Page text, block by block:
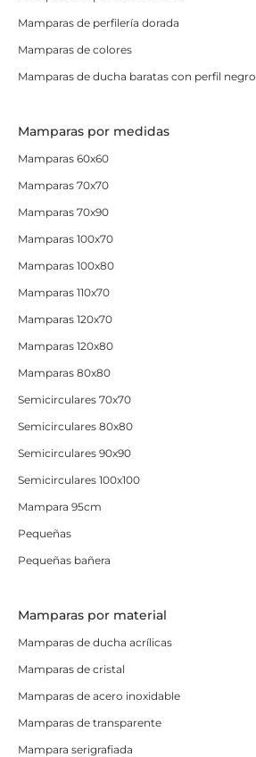
Mamparas de perfilería dorada
Mamparas de colores
Mamparas de ducha baratas con perfil negro
Mamparas por medidas
Mamparas 60x60
Mamparas 70x70
Mamparas 70x90
Mamparas 100x70
Mamparas 100x80
Mamparas 110x70
Mamparas 120x70
Mamparas 120x80
Mamparas 80x80
Semicirculares 70x70
Semicirculares 80x80
Semicirculares 90x90
Semicirculares 100x100
Mampara 95cm
Pequeñas
Pequeñas bañera
Mamparas por material
Mamparas de ducha acrílicas
Mamparas de cristal
Mamparas de acero inoxidable
Mamparas de transparente
Mampara serigrafiada